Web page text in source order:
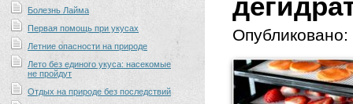
Болезнь Лайма
Первая помощь при укусах
Летние опасности на природе
Лето без единого укуса: насекомые
не пройдут
Отдых на природе без последствий
Опубликовано: